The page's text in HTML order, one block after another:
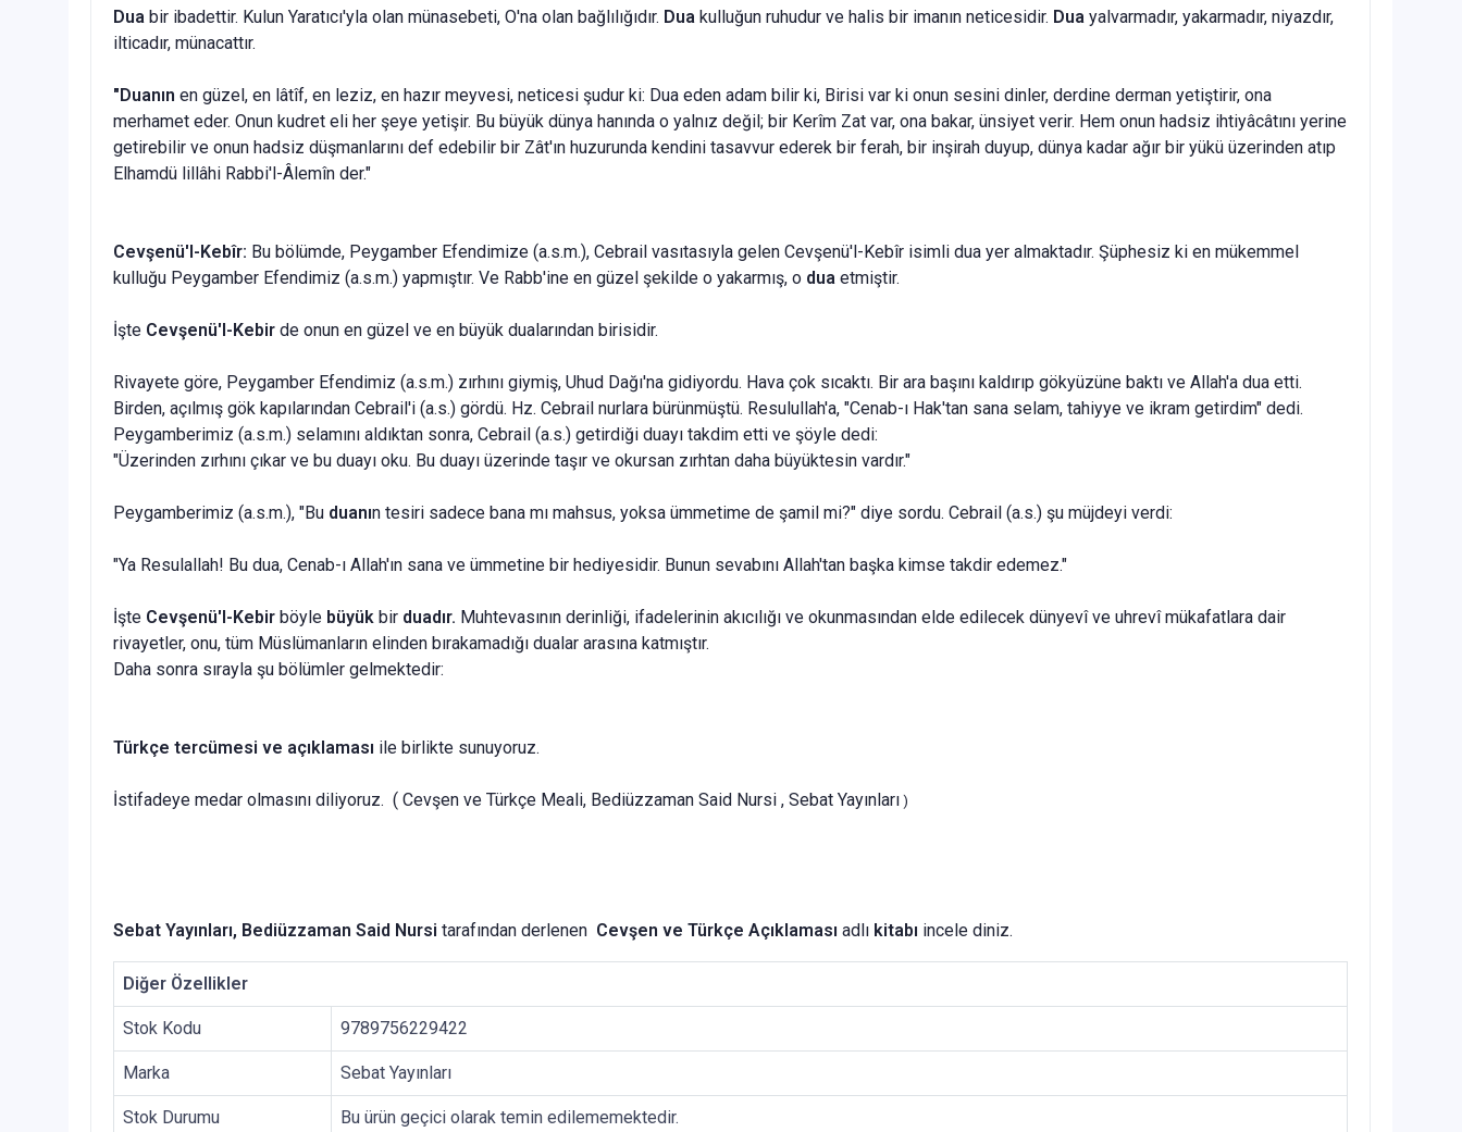
Dua bir ibadettir. Kulun Yaratıcı'yla olan münasebeti, O'na olan bağlılığıdır. Dua kulluğun ruhudur ve halis bir ima­nın neticesidir. Dua yalvarmadır, yakar­madır, niyazdır,
ilticadır, münacattır.
"Duanın en güzel, en lâtîf, en leziz, en hazır meyvesi, neticesi şudur ki: Dua eden adam bilir ki, Birisi var ki onun se­sini dinler, derdine derman yetiştirir, ona
merhamet eder. Onun kudret eli her şeye yetişir. Bu büyük dünya ha­nında o yalnız değil; bir Kerîm Zat var, ona bakar, ünsiyet verir. Hem onun hadsiz ihtiyâcâtını yerine
getirebilir ve onun hadsiz düşmanlarını def edebilir bir Zât'ın huzurunda kendini tasavvur ederek bir ferah, bir inşirah duyup, dün­ya kadar ağır bir yükü üzerinden atıp
Elhamdü lillâhi Rabbi'l-Âlemîn der."
Cevşenü'l-Kebîr: Bu bölümde, Pey­gamber Efendimize (a.s.m.), Cebrail va­sıtasıyla gelen Cevşenü'l-Kebîr isimli dua yer almaktadır. Şüphesiz ki en mü­kemmel
kulluğu Peygamber Efendimiz (a.s.m.) yapmıştır. Ve Rabb'ine en güzel şekilde o yakarmış, o dua etmiştir.
İşte Cevşenü'l-Kebir de onun en güzel ve en büyük dualarından birisidir.
Rivayete göre, Peygamber Efendimiz (a.s.m.) zırhını giymiş, Uhud Dağı'na gi­diyordu. Hava çok sıcaktı. Bir ara başını kaldırıp gökyüzüne baktı ve Allah'a dua etti.
Birden, açılmış gök kapılarından Cebrail'i (a.s.) gördü. Hz. Cebrail nurla­ra bürünmüştü. Resulullah'a, "Cenab-ı Hak'tan sana selam, tahiyye ve ikram getirdim" dedi.
Peygamberimiz (a.s.m.) selamını aldıktan sonra, Cebrail (a.s.) getirdiği duayı takdim etti ve şöyle dedi:
"Üzerinden zırhını çıkar ve bu duayı oku. Bu duayı üzerinde taşır ve okursan zırhtan daha büyüktesin vardır."
Peygamberimiz (a.s.m.), "Bu duanın tesiri sadece bana mı mahsus, yoksa ümmetime de şamil mi?" diye sordu. Cebrail (a.s.) şu müjdeyi verdi:
"Ya Resulallah! Bu dua, Cenab-ı Al­lah'ın sana ve ümmetine bir hediyesidir. Bunun sevabını Allah'tan başka kimse takdir edemez."
İşte Cevşenü'l-Kebir böyle büyük bir duadır. Muhtevasının derinliği, ifadeleri­nin akıcılığı ve okunmasından elde edi­lecek dünyevî ve uhrevî mükafatlara dair
rivayetler, onu, tüm Müslümanların elinden bırakamadığı dualar arasına katmıştır.
Daha sonra sırayla şu bölümler gel­mektedir:
Türkçe tercü­mesi ve açıklaması ile birlikte sunuyo­ruz.
İstifadeye medar olmasını diliyoruz. ( Cevşen ve Türkçe Meali, Bediüzzaman Said Nursi , Sebat Yayınları )
Sebat Yayınları, Bediüzzaman Said Nursi tarafından derlenen Cevşen ve Türkçe Açıklaması adlı kitabı incele diniz.
Diğer Özellikler
Stok Kodu 9789756229422
Marka Sebat Yayınları
Stok Durumu Bu ürün geçici olarak temin edilememektedir.